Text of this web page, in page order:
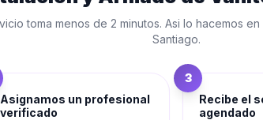
toma menos de 2 minutos. Asi lo hacemos en
Santiago.
Asignamos un profesional
verificado
3
Recibe el
agendado